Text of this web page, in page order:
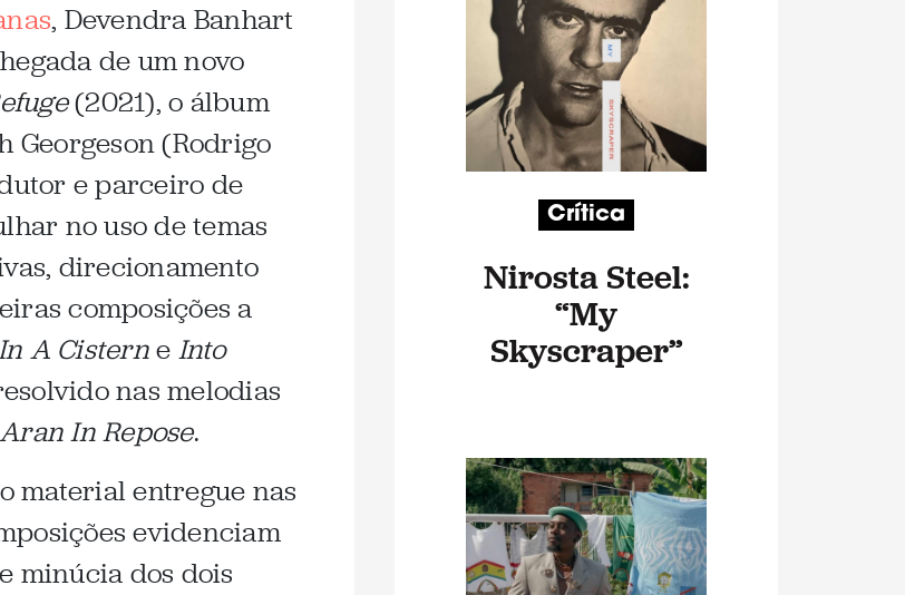
, Devendra Banhart
de um novo
(2021), o álbum
Georgeson (Rodrigo
e parceiro de
no uso de temas
direcionamento
composições a
A Cisterne Into
nas melodias
Aran In Repose.
material entregue nas
evidenciam
minúcia dos dois
Crítica
Nirosta Steel:
“My
Skyscraper”